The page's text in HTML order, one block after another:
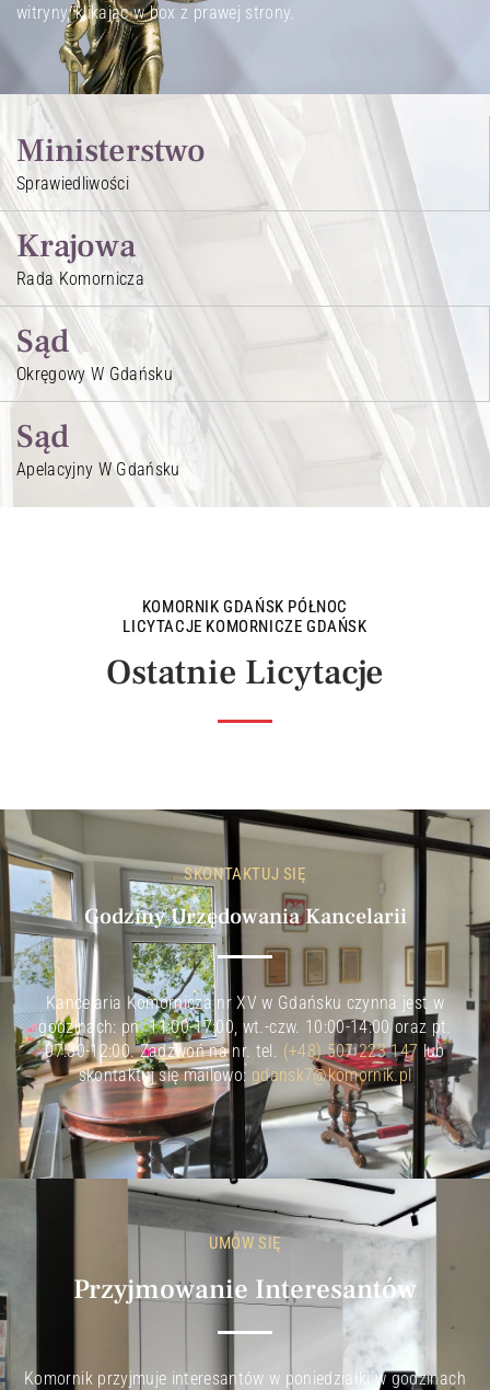
witryny, klikając w box z prawej strony.
Ministerstwo
Sprawiedliwości
Krajowa
Rada Komornicza
Sąd
Okręgowy W Gdańsku
Sąd
Apelacyjny W Gdańsku
KOMORNIK GDAŃSK PÓŁNOC
LICYTACJE KOMORNICZE GDAŃSK
Ostatnie Licytacje
SKONTAKTUJ SIĘ
Godziny Urzędowania Kancelarii
Kancelaria Komornicza nr XV w Gdańsku czynna jest w
godzinach: pn. 11:00-17:00, wt.-czw. 10:00-14:00 oraz pt.
07:30-12:00. Zadzwoń na nr. tel. (+48) 507 223 147 lub
skontaktuj się mailowo: gdansk7@komornik.pl
UMÓW SIĘ
Przyjmowanie Interesantów
Komornik przyjmuje interesantów w poniedziałki w godzinach